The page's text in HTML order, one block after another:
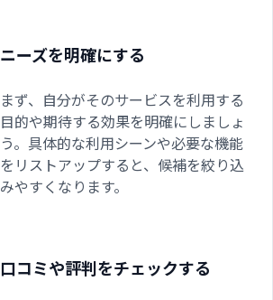
ニーズを明確にする
まず、自分がそのサービスを利用する
目的や期待する効果を明確にしましょ
う。具体的な利用シーンや必要な機能
をリストアップすると、候補を絞り込
みやすくなります。
口コミや評判をチェックする